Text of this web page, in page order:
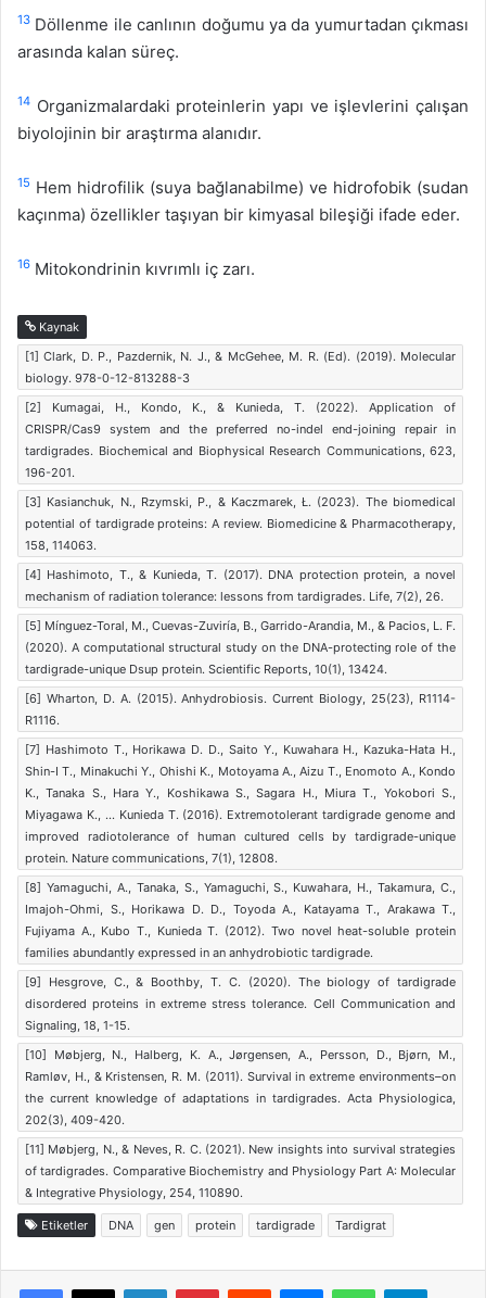
13 Döllenme ile canlının doğumu ya da yumurtadan çıkması
arasında kalan süreç.
14 Organizmalardaki proteinlerin yapı ve işlevlerini çalışan
biyolojinin bir araştırma alanıdır.
15 Hem hidrofilik (suya bağlanabilme) ve hidrofobik (sudan
kaçınma) özellikler taşıyan bir kimyasal bileşiği ifade eder.
16 Mitokondrinin kıvrımlı iç zarı.
Kaynak
[1] Clark, D. P., Pazdernik, N. J., & McGehee, M. R. (Ed). (2019). Molecular
biology. 978-0-12-813288-3
[2] Kumagai, H., Kondo, K., & Kunieda, T. (2022). Application of
CRISPR/Cas9 system and the preferred no-indel end-joining repair in
tardigrades. Biochemical and Biophysical Research Communications, 623,
196-201.
[3] Kasianchuk, N., Rzymski, P., & Kaczmarek, Ł. (2023). The biomedical
potential of tardigrade proteins: A review. Biomedicine & Pharmacotherapy,
158, 114063.
[4] Hashimoto, T., & Kunieda, T. (2017). DNA protection protein, a novel
mechanism of radiation tolerance: lessons from tardigrades. Life, 7(2), 26.
[5] Mínguez-Toral, M., Cuevas-Zuviría, B., Garrido-Arandia, M., & Pacios, L. F.
(2020). A computational structural study on the DNA-protecting role of the
tardigrade-unique Dsup protein. Scientific Reports, 10(1), 13424.
[6] Wharton, D. A. (2015). Anhydrobiosis. Current Biology, 25(23), R1114-
R1116.
[7] Hashimoto T., Horikawa D. D., Saito Y., Kuwahara H., Kazuka-Hata H.,
Shin-I T., Minakuchi Y., Ohishi K., Motoyama A., Aizu T., Enomoto A., Kondo
K., Tanaka S., Hara Y., Koshikawa S., Sagara H., Miura T., Yokobori S.,
Miyagawa K., … Kunieda T. (2016). Extremotolerant tardigrade genome and
improved radiotolerance of human cultured cells by tardigrade-unique
protein. Nature communications, 7(1), 12808.
[8] Yamaguchi, A., Tanaka, S., Yamaguchi, S., Kuwahara, H., Takamura, C.,
Imajoh-Ohmi, S., Horikawa D. D., Toyoda A., Katayama T., Arakawa T.,
Fujiyama A., Kubo T., Kunieda T. (2012). Two novel heat-soluble protein
families abundantly expressed in an anhydrobiotic tardigrade.
[9] Hesgrove, C., & Boothby, T. C. (2020). The biology of tardigrade
disordered proteins in extreme stress tolerance. Cell Communication and
Signaling, 18, 1-15.
[10] Møbjerg, N., Halberg, K. A., Jørgensen, A., Persson, D., Bjørn, M.,
Ramløv, H., & Kristensen, R. M. (2011). Survival in extreme environments–on
the current knowledge of adaptations in tardigrades. Acta Physiologica,
202(3), 409-420.
[11] Møbjerg, N., & Neves, R. C. (2021). New insights into survival strategies
of tardigrades. Comparative Biochemistry and Physiology Part A: Molecular
& Integrative Physiology, 254, 110890.
Etiketler DNA gen protein tardigrade Tardigrat
Facebook
X LinkedInPinterestReddit MessengerWhatsApp